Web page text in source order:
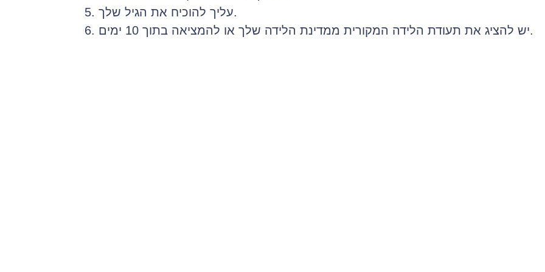
עליך להוכיח את הגיל שלך.
יש להציג את תעודת הלידה המקורית ממדינת הלידה שלך או להמציאה בתוך 10 ימים.